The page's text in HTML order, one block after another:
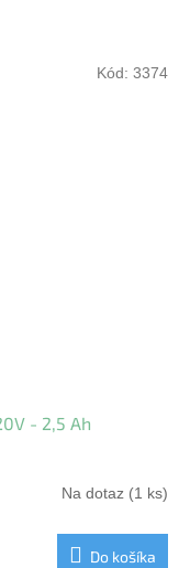
- 2,5 Ah
Na dotaz (1 ks)
Do košíka
Kód: 3374